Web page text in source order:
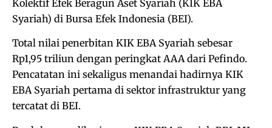
Kolektif Efek Beragun Aset Syariah (KIK EBA
Syariah) di Bursa Efek Indonesia (BEI).
Total nilai penerbitan KIK EBA Syariah sebesar
Rp1,95 triliun dengan peringkat AAA dari Pefindo.
Pencatatan ini sekaligus menandai hadirnya KIK
EBA Syariah pertama di sektor infrastruktur yang
tercatat di BEI.